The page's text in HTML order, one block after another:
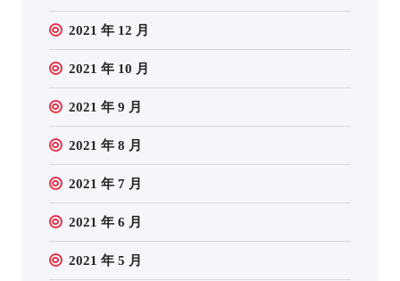
2021 年 12 月
2021 年 10 月
2021 年 9 月
2021 年 8 月
2021 年 7 月
2021 年 6 月
2021 年 5 月